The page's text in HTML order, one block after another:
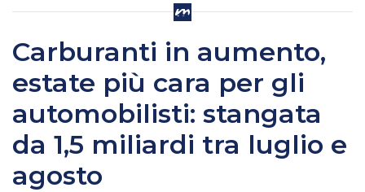
Carburanti in aumento,
estate più cara per gli
automobilisti: stangata
da 1,5 miliardi tra luglio e
agosto